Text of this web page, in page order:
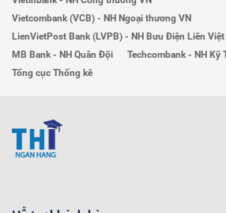
Vietcombank (VCB) - NH Ngoại thương VN
LienVietPost Bank (LVPB) - NH Bưu Điện Liên Việt
MB Bank - NH Quân Đội
Techcombank - NH Kỹ
Tổng cục Thống kê